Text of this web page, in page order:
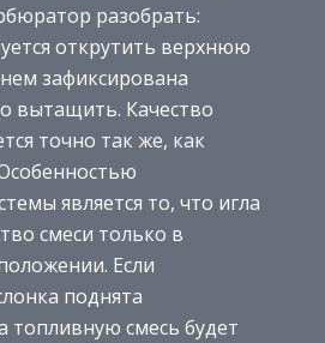
разобрать:
открутить верхнюю
зафиксирована
вытащить. Качество
точно так же, как
является то, что игла
смеси только в
Если
поднята
топливную смесь будет